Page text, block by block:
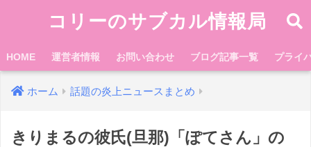
コリーのサブカル情報局
HOME 運営者情報 お問い合わせ ブログ記事一覧 プライ
ホーム 話題の炎上ニュースまとめ
きりまるの彼氏(旦那)「ぽてさん」の